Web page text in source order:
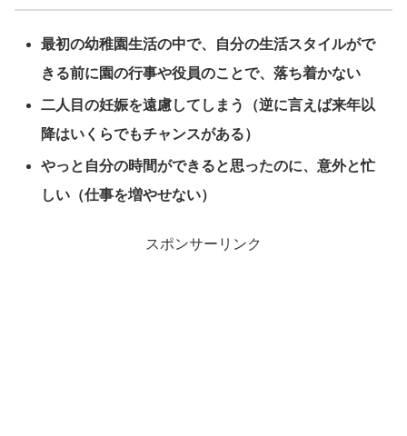
最初の幼稚園生活の中で、自分の生活スタイルがで
きる前に園の行事や役員のことで、落ち着かない
二人目の妊娠を遠慮してしまう（逆に言えば来年以
降はいくらでもチャンスがある）
やっと自分の時間ができると思ったのに、意外と忙
しい（仕事を増やせない）
スポンサーリンク